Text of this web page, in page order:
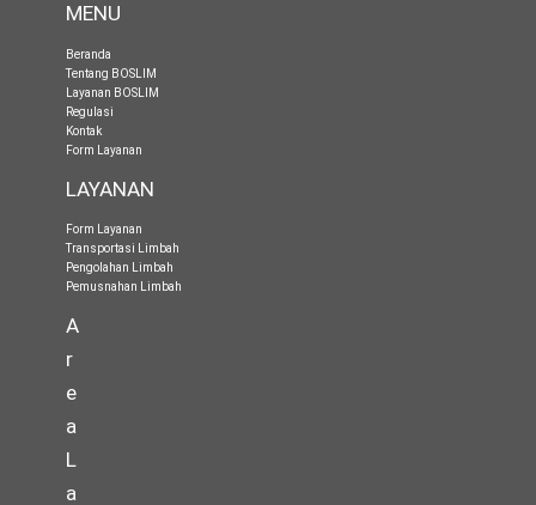
MENU
Beranda
Tentang BOSLIM
Layanan BOSLIM
Regulasi
Kontak
Form Layanan
LAYANAN
Form Layanan
Transportasi Limbah
Pengolahan Limbah
Pemusnahan Limbah
A
r
e
a
L
a